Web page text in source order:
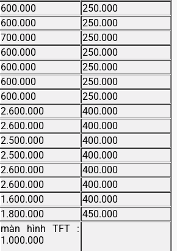
600.000
250.000
600.000
250.000
700.000
250.000
600.000
250.000
600.000
250.000
600.000
250.000
600.000
250.000
2.600.000
400.000
2.600.000
400.000
2.500.000
400.000
2.500.000
400.000
2.600.000
400.000
2.600.000
400.000
1.600.000
400.000
1.800.000 450.000
màn hình TFT :
1.000.000